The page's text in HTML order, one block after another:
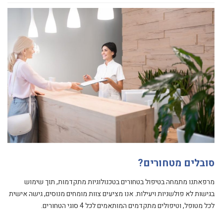
סובלים מטחורים?
מרפאתנו מתמחה בטיפול בטחורים בטכנולוגיות מתקדמות, תוך שימוש
בגישות לא פולשניות ויעילות. אנו מציעים צוות מומחים מנוסים, גישה אישית
לכל מטופל, וטיפולים מתקדמים המותאמים לכל 4 סוגי הטחורים.